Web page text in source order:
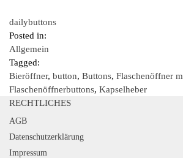
dailybuttons
Posted in:
Allgemein
Tagged:
Bieröffner, button, Buttons, Flaschenöffner
Flaschenöffnerbuttons, Kapselheber
RECHTLICHES
AGB
Datenschutzerklärung
Impressum